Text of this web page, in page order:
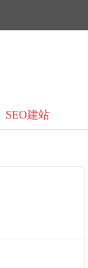
SEO建站